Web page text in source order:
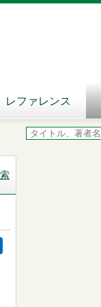
レファレンス